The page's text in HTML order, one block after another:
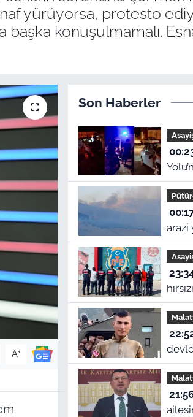
yürüyorsa, protesto
konuşulmamalı.
A+
Son Haberler
arazi
ismi